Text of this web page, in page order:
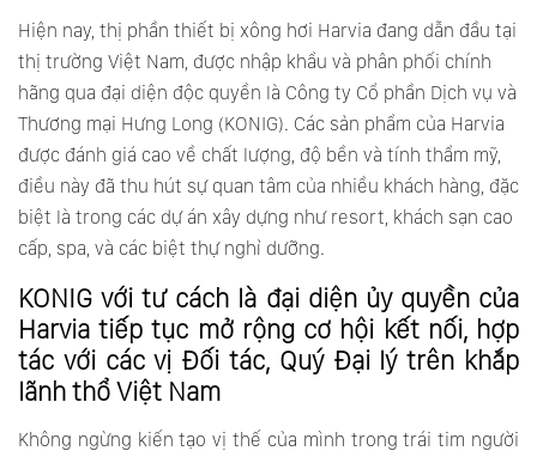
Hiện nay, thị phần thiết bị xông hơi Harvia đang dẫn đầu tại
thị trường Việt Nam, được nhập khẩu và phân phối chính
hãng qua đại diện độc quyền là Công ty Cổ phần Dịch vụ và
Thương mại Hưng Long (KONIG). Các sản phẩm của Harvia
được đánh giá cao về chất lượng, độ bền và tính thẩm mỹ,
điều này đã thu hút sự quan tâm của nhiều khách hàng, đặc
biệt là trong các dự án xây dựng như resort, khách sạn cao
cấp, spa, và các biệt thự nghỉ dưỡng.
KONIG với tư cách là đại diện ủy quyền của
Harvia tiếp tục mở rộng cơ hội kết nối, hợp
tác với các vị Đối tác, Quý Đại lý trên khắp
lãnh thổ Việt Nam
Không ngừng kiến tạo vị thế của mình trong trái tim người